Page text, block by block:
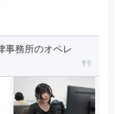
事務所のオペレ